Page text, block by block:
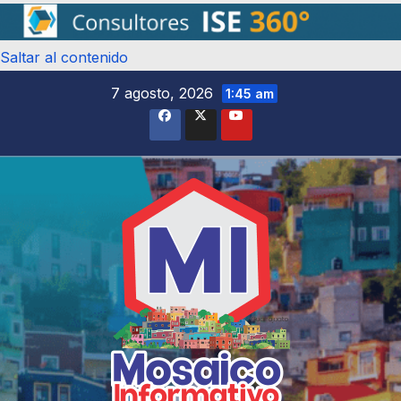
Saltar al contenido
7 agosto, 2026
1:45 am